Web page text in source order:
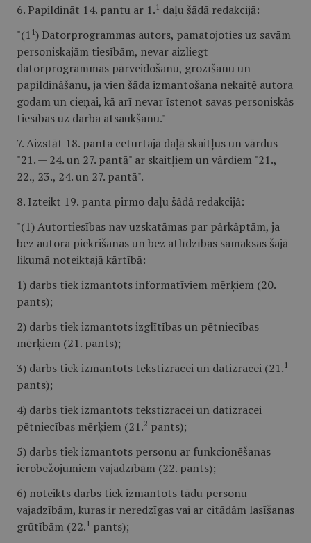
6. Papildināt 14. pantu ar 1. 1 daļu šādā redakcijā:
"(1 1) Datorprogrammas autors, pamatojoties uz savām
personiskajām tiesībām, nevar aizliegt
datorprogrammas pārveidošanu, grozīšanu un
papildināšanu, ja vien šāda izmantošana nekaitē autora
godam un cieņai, kā arī nevar īstenot savas personiskās
tiesības uz darba atsaukšanu."
7. Aizstāt 18. panta ceturtajā daļā skaitļus un vārdus
"21. — 24. un 27. pantā" ar skaitļiem un vārdiem "21.,
22., 23., 24. un 27. pantā".
8. Izteikt 19. panta pirmo daļu šādā redakcijā:
"(1) Autortiesības nav uzskatāmas par pārkāptām, ja
bez autora piekrišanas un bez atlīdzības samaksas šajā
likumā noteiktajā kārtībā:
1) darbs tiek izmantots informatīviem mērķiem (20.
pants);
2) darbs tiek izmantots izglītības un pētniecības
mērķiem (21. pants);
3) darbs tiek izmantots tekstizracei un datizracei (21. 1
pants);
4) darbs tiek izmantots tekstizracei un datizracei
pētniecības mērķiem (21.2 pants);
5) darbs tiek izmantots personu ar funkcionēšanas
ierobežojumiem vajadzībām (22. pants);
6) noteikts darbs tiek izmantots tādu personu
vajadzībām, kuras ir neredzīgas vai ar citādām lasīšanas
grūtībām (22. 1 pants);